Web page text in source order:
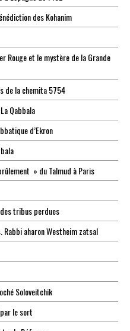
des Kohanim
Rouge et le mystère de la Grande
de la chemita 5754
Qabbala
d’Ekron
» du Talmud à Paris
tribus perdues
aharon Westheim zatsal
Soloveitchik
le sort